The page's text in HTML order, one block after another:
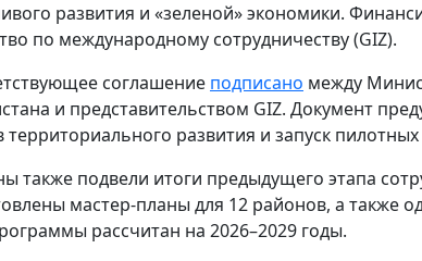
развития и «зеленой» экономики.
по международному сотрудничеству (GIZ).
соглашение подписано между
и представительством GIZ. Документ
территориального развития и запуск
также подвели итоги предыдущего этапа
мастер-планы для 12 районов, а также
рассчитан на 2026–2029 годы.